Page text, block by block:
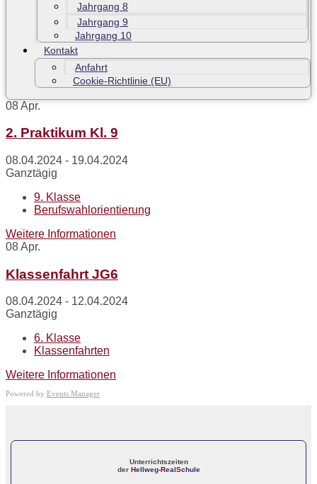
Jahrgang 8
Jahrgang 9
Jahrgang 10
Kontakt
Anfahrt
Cookie-Richtlinie (EU)
08Apr.
2. Praktikum Kl. 9
08.04.2024 - 19.04.2024
Ganztägig
9. Klasse
Berufswahlorientierung
Weitere Informationen
08Apr.
Klassenfahrt JG6
08.04.2024 - 12.04.2024
Ganztägig
6. Klasse
Klassenfahrten
Weitere Informationen
Powered by Events Manager
Unterrichtszeiten
der Hellweg-RealSchule